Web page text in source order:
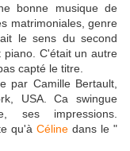
bonne musique de
matrimoniales, genre
le sens du second
C'était un autre
capté le titre.
par Camille Bertault,
USA. Ca swingue
ses impressions.
qu'àCéline dans le "